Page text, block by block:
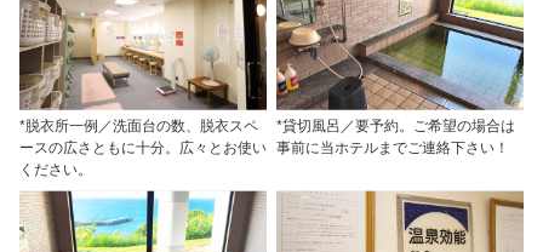
*脱衣所一例／洗面台の数、脱衣スペ
ースの広さともに十分。広々とお使い
ください。
*貸切風呂／要予約。ご希望の場合は
事前に当ホテルまでご連絡下さい！